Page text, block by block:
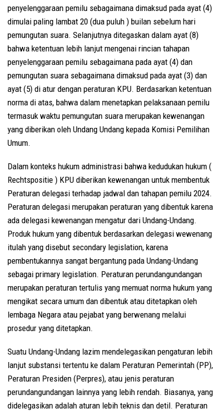
penyelenggaraan pemilu sebagaimana dimaksud pada ayat (4)
dimulai paling lambat 20 (dua puluh ) builan sebelum hari
pemungutan suara. Selanjutnya ditegaskan dalam ayat (8)
bahwa ketentuan lebih lanjut mengenai rincian tahapan
penyelenggaraan pemilu sebagaimana pada ayat (4) dan
pemungutan suara sebagaimana dimaksud pada ayat (3) dan
ayat (5) di atur dengan peraturan KPU. Berdasarkan ketentuan
norma di atas, bahwa dalam menetapkan pelaksanaan pemilu
termasuk waktu pemungutan suara merupakan kewenangan
yang diberikan oleh Undang Undang kepada Komisi Pemilihan
Umum.
Dalam konteks hukum administrasi bahwa kedudukan hukum (
Rechtspositie ) KPU diberikan kewenangan untuk membentuk
Peraturan delegasi terhadap jadwal dan tahapan pemilu 2024.
Peraturan delegasi merupakan peraturan yang dibentuk karena
ada delegasi kewenangan mengatur dari Undang-Undang.
Produk hukum yang dibentuk berdasarkan delegasi wewenang
itulah yang disebut secondary legislation, karena
pembentukannya sangat bergantung pada Undang-Undang
sebagai primary legislation. Peraturan perundangundangan
merupakan peraturan tertulis yang memuat norma hukum yang
mengikat secara umum dan dibentuk atau ditetapkan oleh
lembaga Negara atau pejabat yang berwenang melalui
prosedur yang ditetapkan.
Suatu Undang-Undang lazim mendelegasikan pengaturan lebih
lanjut substansi tertentu ke dalam Peraturan Pemerintah (PP),
Peraturan Presiden (Perpres), atau jenis peraturan
perundangundangan lainnya yang lebih rendah. Biasanya, yang
didelegasikan adalah aturan lebih teknis dan detil. Peraturan